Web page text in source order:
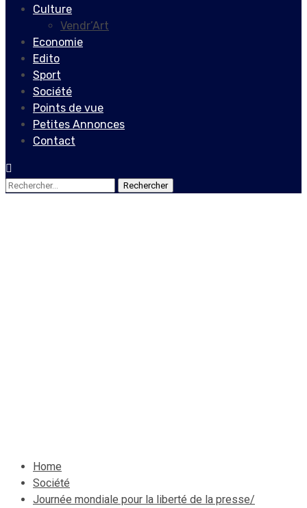
Culture
Vendr’Art
Economie
Edito
Sport
Société
Points de vue
Petites Annonces
Contact
Rechercher :
Home
Société
Journée mondiale pour la liberté de la presse/